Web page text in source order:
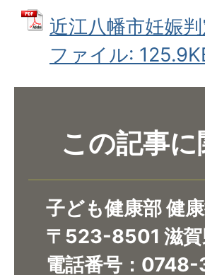
近江八幡市妊娠
ファイル:
この記事
子ども健康部 健
〒523-8501 滋賀
電話番号：